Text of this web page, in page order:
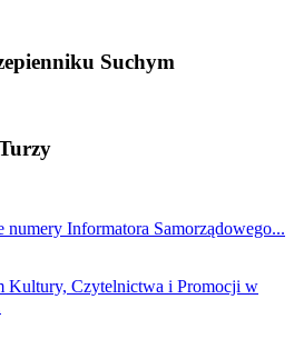
Suchym
numery Informatora Samorządowego...